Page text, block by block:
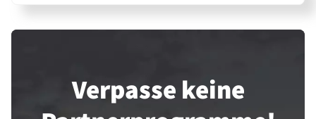
Verpasse keine